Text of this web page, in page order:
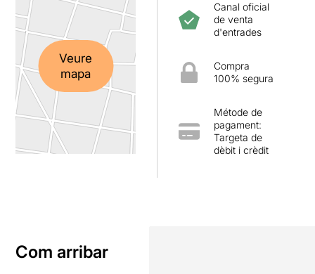
Veure
mapa
Canal oficial
de venta
d'entrades
Compra
100% segura
Métode de
pagament:
Targeta de
dèbit i crèdit
Com arribar